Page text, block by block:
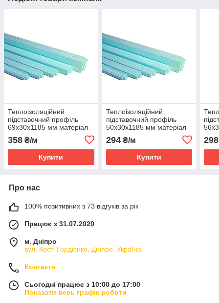
Теплоізоляційний
підставочний профіль
69x30x1185 мм матеріал
358 ₴/м
Купити
Теплоізоляційний
підставочний профіль
50x30x1185 мм матеріал
294₴/м
Купити
298
Про нас
100% позитивних з 73 відгуків за рік
Працює з 31.07.2020
м. Дніпро
вул. Кості Гордієнко, Дніпро, Україна
Контакти
Сьогодні працює з 10:00 до 17:00
Показати весь графік роботи